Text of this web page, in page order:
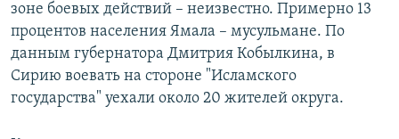
зоне боевых действий – неизвестно. Примерно 13
процентов населения Ямала – мусульмане. По
данным губернатора Дмитрия Кобылкина, в
Сирию воевать на стороне "Исламского
государства" уехали около 20 жителей округа.